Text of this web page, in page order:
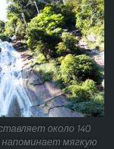
около 140
мягкую